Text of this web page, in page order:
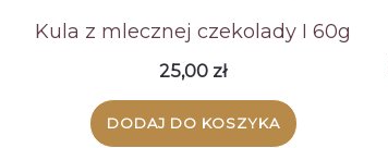
Kula z mlecznej czekolady I 60g
25,00 zł
DODAJ DO KOSZYKA